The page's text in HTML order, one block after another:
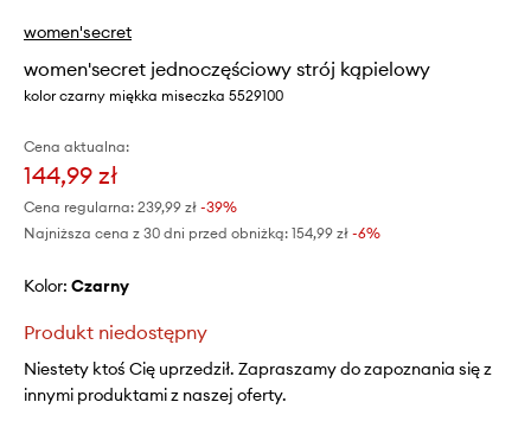
women'secret
women'secret jednoczęściowy strój kąpielowy
kolor czarny miękka miseczka 5529100
Cena aktualna:
144,99 zł
Cena regularna: 239,99 zł -39%
Najniższa cena z 30 dni przed obniżką: 154,99 zł -6%
Kolor: czarny
Produkt niedostępny
Niestety ktoś Cię uprzedził. Zapraszamy do zapoznania się z
innymi produktami z naszej oferty.